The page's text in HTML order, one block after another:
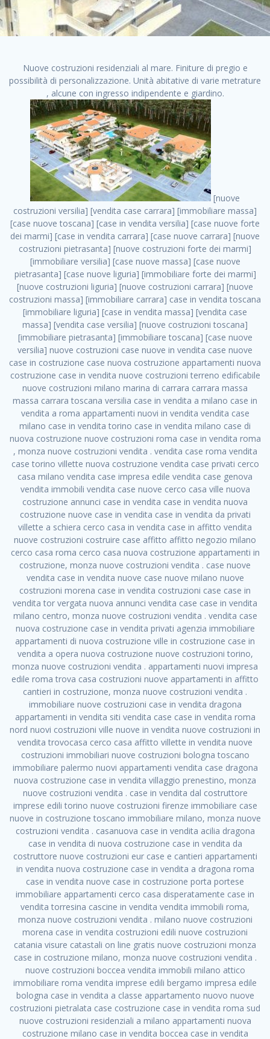
Nuove costruzioni residenziali al mare. Finiture di pregio e
possibilità di personalizzazione. Unità abitative di varie metrature
, alcune con ingresso indipendente e giardino.
[nuove costruzioni versilia] [vendita case carrara] [immobiliare massa] [case nuove toscana] [case in vendita versilia] [case nuove forte dei marmi] [case in vendita carrara] [case nuove carrara] [nuove costruzioni pietrasanta] [nuove costruzioni forte dei marmi] [immobiliare versilia] [case nuove massa] [case nuove pietrasanta] [case nuove liguria] [immobiliare forte dei marmi] [nuove costruzioni liguria] [nuove costruzioni carrara] [nuove costruzioni massa] [immobiliare carrara] case in vendita toscana [immobiliare liguria] [case in vendita massa] [vendita case massa] [vendita case versilia] [nuove costruzioni toscana] [immobiliare pietrasanta] [immobiliare toscana] [case nuove versilia] nuove costruzioni case nuove in vendita case nuove case in costruzione case nuova costruzione appartamenti nuova costruzione case in vendita nuove costruzioni terreno edificabile nuove costruzioni milano marina di carrara carrara massa massa carrara toscana versilia case in vendita a milano case in vendita a roma appartamenti nuovi in vendita vendita case milano case in vendita torino case in vendita milano case di nuova costruzione nuove costruzioni roma case in vendita roma , monza nuove costruzioni vendita . vendita case roma vendita case torino villette nuova costruzione vendita case privati cerco casa milano vendita case impresa edile vendita case genova vendita immobili vendita case nuove cerco casa ville nuova costruzione annunci case in vendita case in vendita nuova costruzione nuove case in vendita case in vendita da privati villette a schiera cerco casa in vendita case in affitto vendita nuove costruzioni costruire case affitto affitto negozio milano cerco casa roma cerco casa nuova costruzione appartamenti in costruzione, monza nuove costruzioni vendita . case nuove vendita case in vendita nuove case nuove milano nuove costruzioni morena case in vendita costruzioni case case in vendita tor vergata nuova annunci vendita case case in vendita milano centro, monza nuove costruzioni vendita . vendita case nuova costruzione case in vendita privati agenzia immobiliare appartamenti di nuova costruzione ville in costruzione case in vendita a opera nuova costruzione nuove costruzioni torino, monza nuove costruzioni vendita . appartamenti nuovi impresa edile roma trova casa costruzioni nuove appartamenti in affitto cantieri in costruzione, monza nuove costruzioni vendita . immobiliare nuove costruzioni case in vendita dragona appartamenti in vendita siti vendita case case in vendita roma nord nuovi costruzioni ville nuove in vendita nuove costruzioni in vendita trovocasa cerco casa affitto villette in vendita nuove costruzioni immobiliari nuove costruzioni bologna toscano immobiliare palermo nuovi appartamenti vendita case dragona nuova costruzione case in vendita villaggio prenestino, monza nuove costruzioni vendita . case in vendita dal costruttore imprese edili torino nuove costruzioni firenze immobiliare case nuove in costruzione toscano immobiliare milano, monza nuove costruzioni vendita . casanuova case in vendita acilia dragona case in vendita di nuova costruzione case in vendita da costruttore nuove costruzioni eur case e cantieri appartamenti in vendita nuova costruzione case in vendita a dragona roma case in vendita nuove case in costruzione porta portese immobiliare appartamenti cerco casa disperatamente case in vendita torresina cascine in vendita vendita immobili roma, monza nuove costruzioni vendita . milano nuove costruzioni morena case in vendita costruzioni edili nuove costruzioni catania visure catastali on line gratis nuove costruzioni monza case in costruzione milano, monza nuove costruzioni vendita . nuove costruzioni boccea vendita immobili milano attico immobiliare roma vendita imprese edili bergamo impresa edile bologna case in vendita a classe appartamento nuovo nuove costruzioni pietralata case costruzione case in vendita roma sud nuove costruzioni residenziali a milano appartamenti nuova costruzione milano case in vendita boccea case in vendita morena nuove costruzioni vendita immobili privati, monza nuove costruzioni vendita . comprare casa nuova costruzione case in vendita con leasing case in vendita ostia antica case nuova costruzione milano appartamenti nuovi milano case nuove roma nuove costruzioni bari edilizia convenzionata case in vendita a tortona villaggio prenestino case in vendita toscano immobiliare professione casa nuove costruzioni parma impresa costruzioni nuove case nuove costruzioni bergamo vendita immobili torino ville di nuova costruzione solo affitti appartamento nuovo in vendita appartamenti nuova costruzione roma case nuova costruzione roma, monza nuove costruzioni vendita . nuove costruzioni a milano case in costruzione roma impresa di costruzioni grimaldi immobiliare costruzioni villetta nuova costruzione case in vendita da imprese edili cerco casa a acquisto casa in costruzione nuove costruzioni mare costruzioni immobiliari cantieri nuove costruzioni acquisto casa nuova costruzione nuove costruzioni padova comprare casa in costruzione impresa edile napoli nuove costruzioni pescara casa risorse immobiliari, monza nuove costruzioni vendita . immobili in costruzione villette nuove villette nuove in vendita gabetti imprese edili verona nuove costruzioni milano sud nuovi immobili nuove costruzioni legnano, monza nuove costruzioni vendita . cantieri nuove costruzioni milano villa nuova case vendita nuove costruzioni appartamenti in vendita nuovi immobili nuovi costruttori case imprese edili brescia nuovi appartamenti milano case in vendita selva nera casa nuova retecasa case nuova costruzione in vendita monolocale imprese edili firenze imprese edili padova frimm vendita case dragona nuove costruzioni vendita imprese edili parma imprese di costruzioni milano immobiliare toscano frimm immobiliare roma case case dal costruttore acquisto terreno agricolo imprese edili italiane roma vende casa case nuove a milano nuove costruzioni a roma imprese costruzioni roma cerco casa nuova immobili di nuova costruzione case in vendita castelverde roma impresa edile palermo rent to buy roma nuove costruzioni, monza nuove costruzioni vendita . tempocasa case in vendita a riscatto nuove costruzioni varese nuove costruzioni bolzano vendita case in costruzione nuove costruzioni lecce cantiere milano costruire villa imprese edili treviso impresa edile catania case in vendita roma tiburtina vendita appartamenti nuova costruzione vendita immobili commerciali case nuove in vendita milano nuove costruzioni seregno cerca casa vendita cerco casa milano vendita nuove costruzioni milano ovest vendita case nuove milano imprese edili modena nuove costruzioni milano centro case in vendita aranova nuove abitazioni, monza nuove costruzioni vendita ., monza nuove costruzioni vendita . nuove costruzioni brescia nuove costruzioni como appartamenti nuovi in vendita a milano case in vendita bologna nuove costruzioni appartamenti in vendita milano nuova costruzione imprese edili como morena nuove costruzioni nuove costruzioni case vendita appartamenti nuovi nuove costruzioni salerno eurekasa villette in costruzione bilocali nuovi case nuove in vendita a roma case in vendita con permuta nuove costruzioni trento impresa edile varese imprese costruzioni milano imprese edili venezia case in vendita prenestina imprese edili spa nuove costruzioni gallarate roma nuove costruzioni case in nuova costruzione nuovi case nuove in vendita a milano nuove costruzioni loano nuovi cantieri milano imprese edili novara case in vendita roma est imprese di costruzioni roma appartamenti in costruzione milano nuovi cantieri cerco casa vendita milano nuove costruzioni brugherio vendita case da imprese edili imprese edili udine nuove costruzioni direttamente dal costruttore imprese edili vicenza case in vendita a loano nuova costruzione nuove villette prezzi case nuove case in vendita in costruzione compravendita terreno agricolo cantiere, monza nuove costruzioni vendita . case in vendita milano navigli costruzione nuova casa costruzioni nuove milano nuove costruzioni roma rent to buy nuove costruzioni taranto palazzo in costruzione vendita appartamenti nuova costruzione milano centro costruzioni milano case in vendita milano nuove costruzioni case in vendita milano sud impresa edile como case nuove a roma boccea case in vendita imprese edili trento nuove costruzioni buccinasco case in costruzione a milano nuove costruzioni ripamonti case in vendita a salerno nuove costruzioni nuove residenze milano case nuove vendita milano nuove costruzioni milano nord nuove costruzioni livorno vendita nuove costruzioni roma nuove costruzioni liguria costruzioni roma cerco casa roma vendita nuove costruzioni classe a impresa edile rimini nuovi annunci case in vendita nuove costruzioni magenta todini costruzioni case grezze in vendita vendita appartamenti nuovi milano case in vendita gallaratese milano nuove costruzioni arezzo, monza nuove costruzioni vendita . case in vendita castelverde case nuove dal costruttore nuovo appartamento nuove costruzioni desenzano imprese edili lombardia imprese edili veneto appartamenti in costruzione roma case vendita pescara nuove costruzioni case in vendita ad acilia imprese edili verona e provincia nuove costruzioni desio appartamenti classe a milano firenze nuove costruzioni pirelli re immobiliare grandi imprese di costruzioni case in vendita torresina roma case in vendita navigli milano nuove costruzioni roma centro nuovecostruzioni appartamenti nuovi a milano impresa edile ancona nuove residenze dragona case in vendita nuove costruz